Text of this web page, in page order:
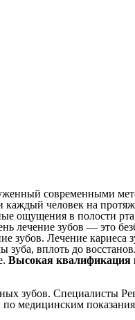
современными
каждый человек на
ощущения в полости
лечение зубов — это
зубов. Лечение кариеса
вплоть до
Высокая квалификация
зубов. Специалисты
по медицинским